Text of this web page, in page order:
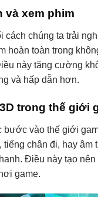
và xem phim
cách chúng ta trải
hoàn toàn trong
này tăng cường
và hấp dẫn hơn.
trong thế giới
bước vào thế giới
tiếng chân đi, hay
Điều này tạo
game.